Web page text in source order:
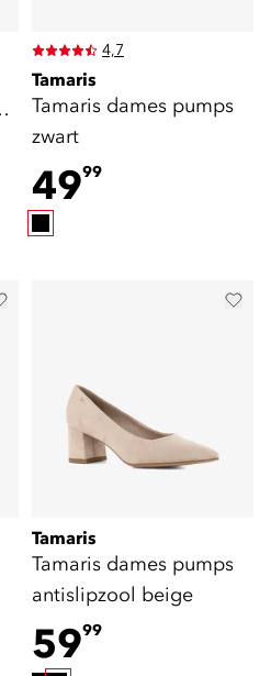
4,7
Tamaris
Tamaris dames pumps
zwart
4999
Tamaris
Tamaris dames pumps
antislipzool beige
5999